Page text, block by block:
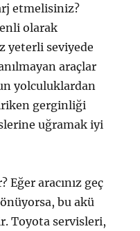
etmelisiniz?
olarak
yeterli seviyede
araçlar
yolculuklardan
gerginliği
uğramak iyi
aracınız geç
bu akü
Toyota servisleri,